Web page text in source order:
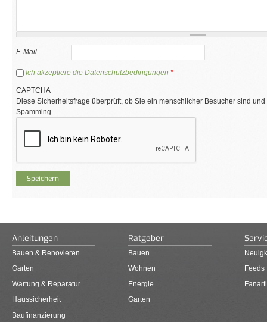
E-Mail
Ich akzeptiere die Datenschutzbedingungen *
CAPTCHA
Diese Sicherheitsfrage überprüft, ob Sie ein menschlicher Besucher sind
Spamming.
Anleitungen
Bauen & Renovieren
Garten
Wartung & Reparatur
Haussicherheit
Baufinanzierung
Ratgeber
Bauen
Wohnen
Energie
Garten
Feeds